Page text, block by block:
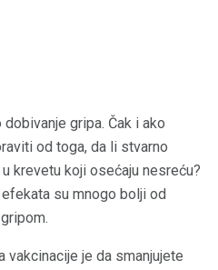
gripa. Čak i ako
od toga, da li stvarno
krevetu koji osećaju nesreću?
su mnogo bolji od
vakcinacije je da smanjujete